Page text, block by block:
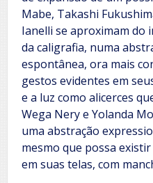
Mabe, Takashi
Ianelli se aproximam do
da caligrafia, numa
espontânea, ora mais
gestos evidentes em
e a luz como alicerces
Wega Nery e Yolanda
uma abstração
mesmo que possa
em suas telas, com